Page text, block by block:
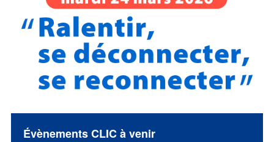
Évènements CLIC à venir